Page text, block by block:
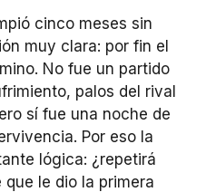
cinco meses sin
muy clara: por fin el
No fue un partido
palos del rival
sí fue una noche de
Por eso la
lógica: ¿repetirá
le dio la primera